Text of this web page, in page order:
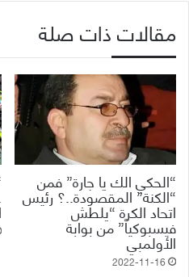
مقالات ذات صلة
“الحكي الك يا جارة” فمن
“الكنة” المقصودة..؟ رئيس
اتحاد الكرة “يلطش
فيسبوكياً” من بوابة
الأولمبي
2022-11-16